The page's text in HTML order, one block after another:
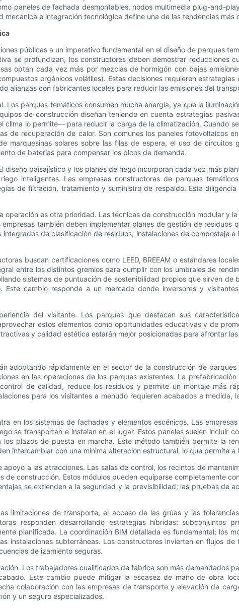
paneles de fachada desmontables, nodos multimedia plug-and-
e integración tecnológica define una de las tendencias
públicas a un imperativo fundamental en el diseño de parques
se profundizan, los constructores deben demostrar reducciones
optan cada vez más por mezclas de hormigón con bajas
orgánicos volátiles). Estas decisiones requieren
alianzas con fabricantes locales para reducir las emisiones del
Los parques temáticos consumen mucha energía, ya que la
de construcción diseñan teniendo en cuenta estrategias
clima lo permite— para reducir la carga de la climatización. Cuando
de recuperación de calor. Son comunes los paneles fotovoltaicos
marquesinas solares sobre las filas de espera, el uso de
de baterías para compensar los picos de demanda.
diseño paisajístico y los planes de riego incorporan cada vez más
inteligentes. Las empresas constructoras de parques
de filtración, tratamiento y suministro de respaldo. Esta
operación es otra prioridad. Las técnicas de construcción modular y
también deben implementar planes de gestión de residuos
de clasificación de residuos, instalaciones de compostaje
buscan certificaciones como LEED, BREEAM o estándares
entre los distintos gremios para cumplir con los umbrales de
sistemas de puntuación de sostenibilidad propios que sirven
cambio responde a un mercado donde inversores y
del visitante. Los parques que destacan sus
estos elementos como oportunidades educativas y de
y calidad estética estarán mejor posicionadas para afrontar
adoptando rápidamente en el sector de la construcción de
en las operaciones de los parques existentes. La
de calidad, reduce los residuos y permite un montaje más
para los visitantes a menudo requieren acabados a
en los sistemas de fachadas y elementos escénicos. Las
se transportan e instalan en el lugar. Estos paneles suelen incluir
plazos de puesta en marcha. Este método también permite la
intercambiar con una mínima alteración estructural, lo que permite
a las atracciones. Las salas de control, los recintos de
de construcción. Estos módulos pueden equiparse completamente
se extienden a la seguridad y la previsibilidad; las pruebas de
limitaciones de transporte, el acceso de las grúas y las
responden desarrollando estrategias híbridas: subconjuntos
planificada. La coordinación BIM detallada es fundamental; los
instalaciones subterráneas. Los constructores invierten en flujos
de izamiento seguras.
Los trabajadores cualificados de fábrica son más demandados
Este cambio puede mitigar la escasez de mano de obra
colaboración con las empresas de transporte y elevación de
y un seguro especializados.